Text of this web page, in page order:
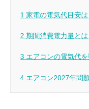
1 家電の電気代目安
2 期間消費電力量とは
3 エアコンの電気代
4 エアコン2027年問